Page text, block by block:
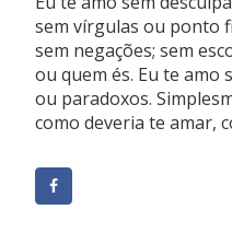
sem vírgulas ou ponto
sem negações; sem
ou quem és. Eu te amo
ou paradoxos.
como deveria te amar,